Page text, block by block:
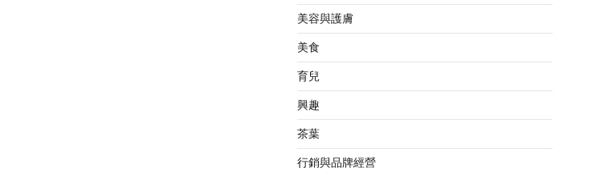
美容與護膚
美食
育兒
興趣
茶葉
行銷與品牌經營